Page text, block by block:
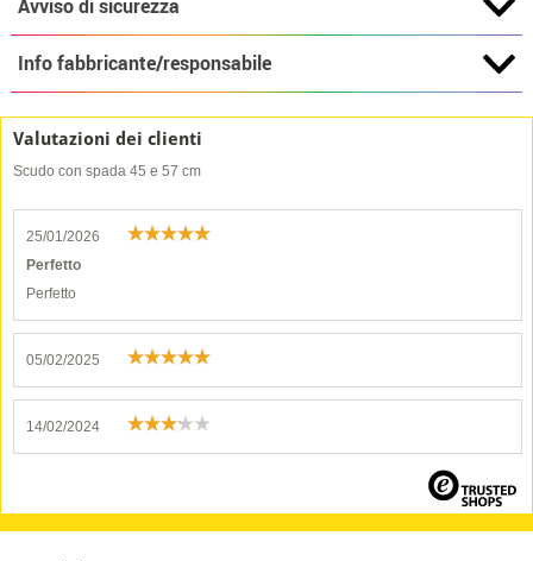
Avviso di sicurezza
Info fabbricante/responsabile
Valutazioni dei clienti
Scudo con spada 45 e 57 cm
25/01/2026
Perfetto
Perfetto
05/02/2025
14/02/2024